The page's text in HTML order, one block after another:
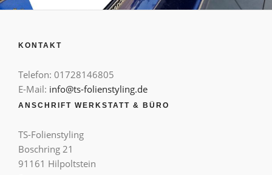
KONTAKT
Telefon: 01728146805
E-Mail: info@ts-folienstyling.de
ANSCHRIFT WERKSTATT & BÜRO
TS-Folienstyling
Boschring 21
91161 Hilpoltstein